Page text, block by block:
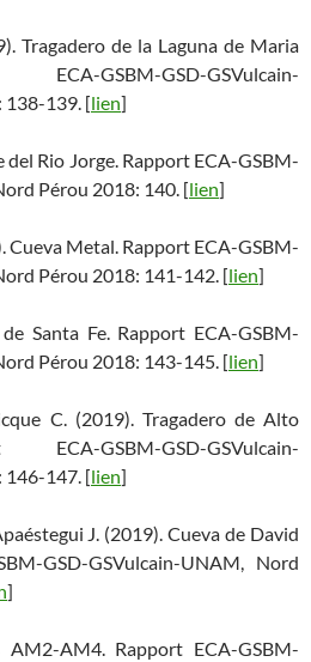
Tragadero de la Laguna de Maria
GSBM-GSD-GSVulcain-
138-139. [lien]
Rio Jorge. Rapport ECA-GSBM-
Pérou 2018: 140. [lien]
Cueva Metal. Rapport ECA-GSBM-
Pérou 2018: 141-142. [lien]
Santa Fe. Rapport ECA-GSBM-
Pérou 2018: 143-145. [lien]
C. (2019). Tragadero de Alto
GSBM-GSD-GSVulcain-
146-147. [lien]
J. (2019). Cueva de David
GSD-GSVulcain-UNAM, Nord
]
AM4. Rapport ECA-GSBM-